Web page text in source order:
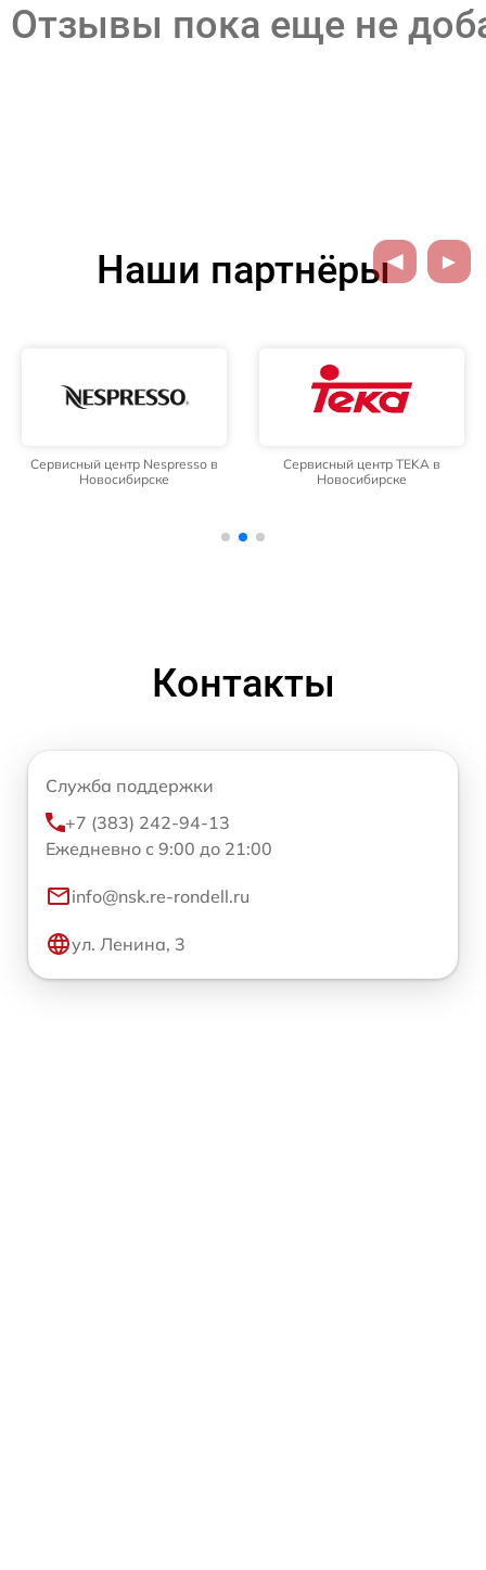
Отзывы пока еще не
Наши партнёры
Сервисный центр Nespresso в
Новосибирске
Сервисный центр TEKA в
Новосибирске
Контакты
Служба поддержки
+7 (383) 242-94-13
Ежедневно с 9:00 до 21:00
info@nsk.re-rondell.ru
ул. Ленина, 3